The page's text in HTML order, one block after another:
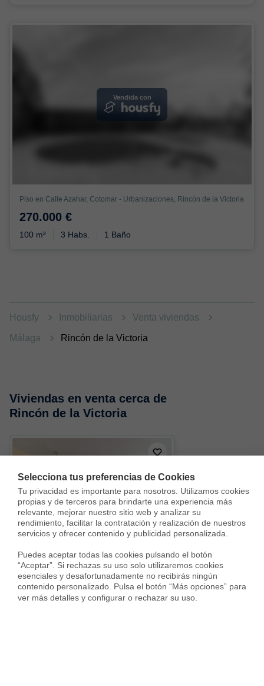
Selecciona tus preferencias de Cookies
Tu privacidad es importante para nosotros. Utilizamos cookies
propias y de terceros para brindarte una experiencia más
relevante, mejorar nuestro sitio web y analizar su
rendimiento, facilitar la contratación y realización de nuestros
servicios y ofrecer contenido y publicidad personalizada.
Puedes aceptar todas las cookies pulsando el botón
“Aceptar”. Si rechazas su uso solo utilizaremos cookies
esenciales y desafortunadamente no recibirás ningún
contenido personalizado. Pulsa el botón “Más opciones” para
ver más detalles y configurar o rechazar su uso.
Vendida con
Piso en Calle Azahar, Cotomar - Urbanizaciones, Rincón de la Victoria
270.000 €
100 m² 3 Habs. 1 Baño
Housfy Inmobiliarias Venta viviendas
Málaga Rincón de la Victoria
Viviendas en venta cerca de
Rincón de la Victoria
Piso en Calle Edward Elgar, La Princesa - Huelin, Málaga
385.000 € 395.000 €
96 m² 2 Habs. 2 Baños